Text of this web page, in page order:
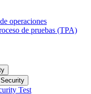
operaciones
de pruebas (TPA)
Test